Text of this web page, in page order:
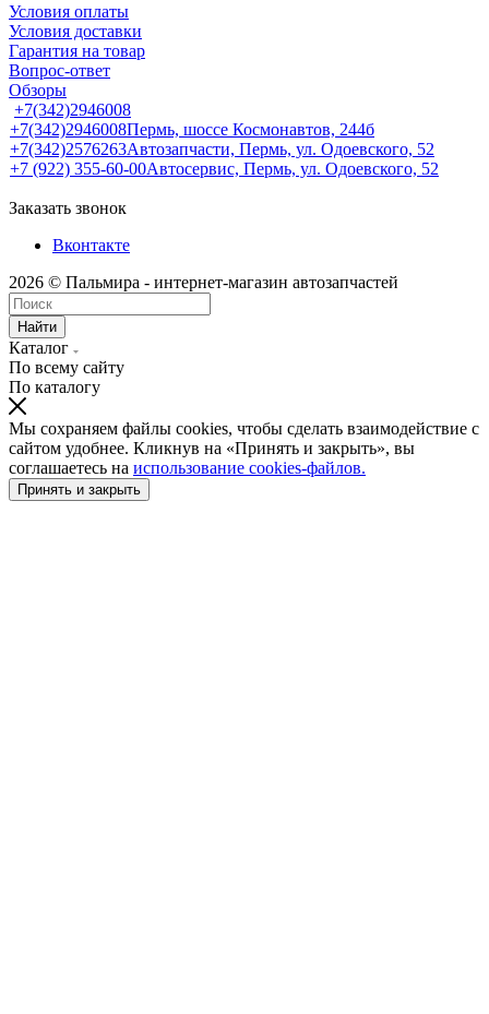
Условия оплаты
Условия доставки
Гарантия на товар
Вопрос-ответ
Обзоры
+7(342)2946008
+7(342)2946008Пермь, шоссе Космонавтов, 244б
+7(342)2576263Автозапчасти, Пермь, ул. Одоевского, 52
+7 (922) 355-60-00Автосервис, Пермь, ул. Одоевского, 52
Заказать звонок
Вконтакте
2026 © Пальмира - интернет-магазин автозапчастей
Найти
Каталог
По всему сайту
По каталогу
Мы сохраняем файлы cookies, чтобы сделать взаимодействие с
сайтом удобнее. Кликнув на «Принять и закрыть», вы
соглашаетесь на использование cookies-файлов.
Принять и закрыть